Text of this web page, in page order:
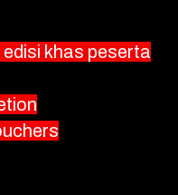
khas peserta